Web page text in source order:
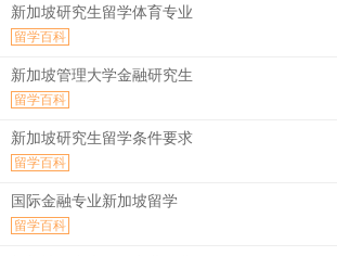
新加坡研究生留学体育专业
留学百科
新加坡管理大学金融研究生
留学百科
新加坡研究生留学条件要求
留学百科
国际金融专业新加坡留学
留学百科